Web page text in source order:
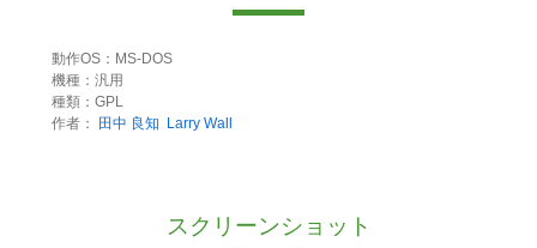
動作OS：MS-DOS
機種：汎用
種類：GPL
作者：
田中 良知 Larry Wall
スクリーンショット